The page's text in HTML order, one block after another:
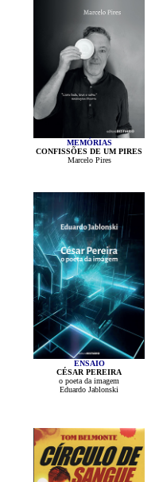
MEMÓRIAS
CONFISSÕES DE UM PIRES
Marcelo Pires
ENSAIO
CÉSAR PEREIRA
o poeta da imagem
Eduardo Jablonski